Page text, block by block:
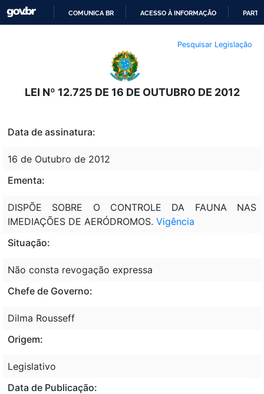
O
CONTEÚDO
COMUNICA BR ACESSO À INFORMAÇÃO
Pesquisar Legislação
LEI Nº 12.725 DE 16 DE OUTUBRO DE 2012
Data de assinatura:
16 de Outubro de 2012
Ementa:
DISPÕE SOBRE O CONTROLE DA FAUNA NAS
IMEDIAÇÕES DE AERÓDROMOS. Vigência
Situação:
Não consta revogação expressa
Chefe de Governo:
Dilma Rousseff
Origem:
Legislativo
Data de Publicação: